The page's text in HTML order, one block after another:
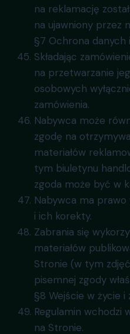
na reklamację
na ujawniony przez
§7 Ochrona danych
Składając
na przetwarzanie
osobowych
zamówienia.
Nabywca może
zgodę na
materiałów
tym biuletynu
zgoda może być w
Nabywca ma
i ich korekty.
Zabrania się
materiałów
Stronie (w tym
pisemnej zgody
§8 Wejście w życie i
Regulamin wchodzi
na Stronie.